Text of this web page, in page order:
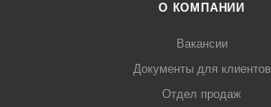
О КОМПАНИИ
Вакансии
Документы для клиентов
Отдел продаж